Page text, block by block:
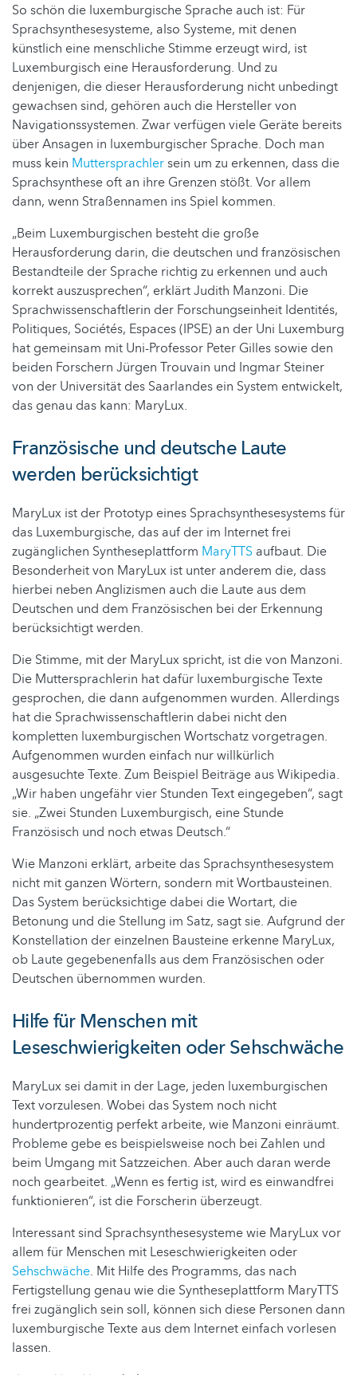
So schön die luxemburgische Sprache auch ist: Für
Sprachsynthesesysteme, also Systeme, mit denen
künstlich eine menschliche Stimme erzeugt wird, ist
Luxemburgisch eine Herausforderung. Und zu
denjenigen, die dieser Herausforderung nicht unbedingt
gewachsen sind, gehören auch die Hersteller von
Navigationssystemen. Zwar verfügen viele Geräte bereits
über Ansagen in luxemburgischer Sprache. Doch man
muss kein Muttersprachlersein um zu erkennen, dass die
Sprachsynthese oft an ihre Grenzen stößt. Vor allem
dann, wenn Straßennamen ins Spiel kommen.
„Beim Luxemburgischen besteht die große
Herausforderung darin, die deutschen und französischen
Bestandteile der Sprache richtig zu erkennen und auch
korrekt auszusprechen“, erklärt Judith Manzoni. Die
Sprachwissenschaftlerin der Forschungseinheit Identités,
Politiques, Sociétés, Espaces (IPSE) an der Uni Luxemburg
hat gemeinsam mit Uni-Professor Peter Gilles sowie den
beiden Forschern Jürgen Trouvain und Ingmar Steiner
von der Universität des Saarlandes ein System entwickelt,
das genau das kann: MaryLux.
Französische und deutsche Laute
werden berücksichtigt
MaryLux ist der Prototyp eines Sprachsynthesesystems für
das Luxemburgische, das auf der im Internet frei
zugänglichen Syntheseplattform MaryTTS aufbaut. Die
Besonderheit von MaryLux ist unter anderem die, dass
hierbei neben Anglizismen auch die Laute aus dem
Deutschen und dem Französischen bei der Erkennung
berücksichtigt werden.
Die Stimme, mit der MaryLux spricht, ist die von Manzoni.
Die Muttersprachlerin hat dafür luxemburgische Texte
gesprochen, die dann aufgenommen wurden. Allerdings
hat die Sprachwissenschaftlerin dabei nicht den
kompletten luxemburgischen Wortschatz vorgetragen.
Aufgenommen wurden einfach nur willkürlich
ausgesuchte Texte. Zum Beispiel Beiträge aus Wikipedia.
„Wir haben ungefähr vier Stunden Text eingegeben“, sagt
sie. „Zwei Stunden Luxemburgisch, eine Stunde
Französisch und noch etwas Deutsch.“
Wie Manzoni erklärt, arbeite das Sprachsynthesesystem
nicht mit ganzen Wörtern, sondern mit Wortbausteinen.
Das System berücksichtige dabei die Wortart, die
Betonung und die Stellung im Satz, sagt sie. Aufgrund der
Konstellation der einzelnen Bausteine erkenne MaryLux,
ob Laute gegebenenfalls aus dem Französischen oder
Deutschen übernommen wurden.
Hilfe für Menschen mit
Leseschwierigkeiten oder Sehschwäche
MaryLux sei damit in der Lage, jeden luxemburgischen
Text vorzulesen. Wobei das System noch nicht
hundertprozentig perfekt arbeite, wie Manzoni einräumt.
Probleme gebe es beispielsweise noch bei Zahlen und
beim Umgang mit Satzzeichen. Aber auch daran werde
noch gearbeitet. „Wenn es fertig ist, wird es einwandfrei
funktionieren“, ist die Forscherin überzeugt.
Interessant sind Sprachsynthesesysteme wie MaryLux vor
allem für Menschen mit Leseschwierigkeiten oder
Sehschwäche. Mit Hilfe des Programms, das nach
Fertigstellung genau wie die Syntheseplattform MaryTTS
frei zugänglich sein soll, können sich diese Personen dann
luxemburgische Texte aus dem Internet einfach vorlesen
lassen.